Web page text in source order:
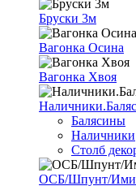
Бруски 3м
Вагонка Осина
Вагонка Хвоя
Балясины
Наличники
Столб
ОСБ/Шпунт/